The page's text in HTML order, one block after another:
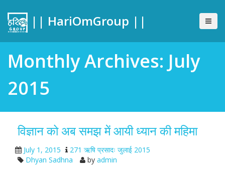
|| HariOmGroup ||
Monthly Archives: July
2015
विज्ञान को अब समझ में आयी ध्यान की महिमा
July 1, 2015
271 ऋषि प्रसादः जुलाई 2015
Dhyan Sadhna
by admin